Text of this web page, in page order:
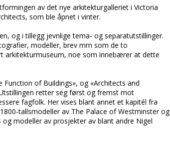
av det nye arkitekturgalleriet i Victoria
som ble åpnet i vinter.
og i tillegg jevnlige tema- og separatutstillinger.
modeller, brev mm som de to
arkitekturmuseum, noe som innebærer at dette
of Buildings», og «Architects and
retter seg først og fremst mot
fagfolk. Her vises blant annet et kapitél fra
tallsmodeller av The Palace of Westminster og
modeller av prosjekter av blant andre Nigel